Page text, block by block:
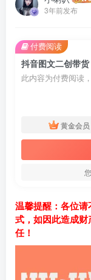
3年前发布
抖音图文二创带
此内容为付费阅读
黄金会员
付费阅读
温馨提醒：各位
式，如因此造成
任！